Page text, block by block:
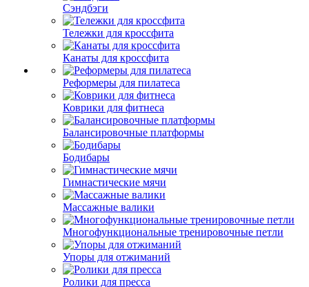
Сэндбэги
Тележки для кроссфита
Канаты для кроссфита
Реформеры для пилатеса
Коврики для фитнеса
Балансировочные платформы
Бодибары
Гимнастические мячи
Массажные валики
Многофункциональные тренировочные петли
Упоры для отжиманий
Ролики для пресса